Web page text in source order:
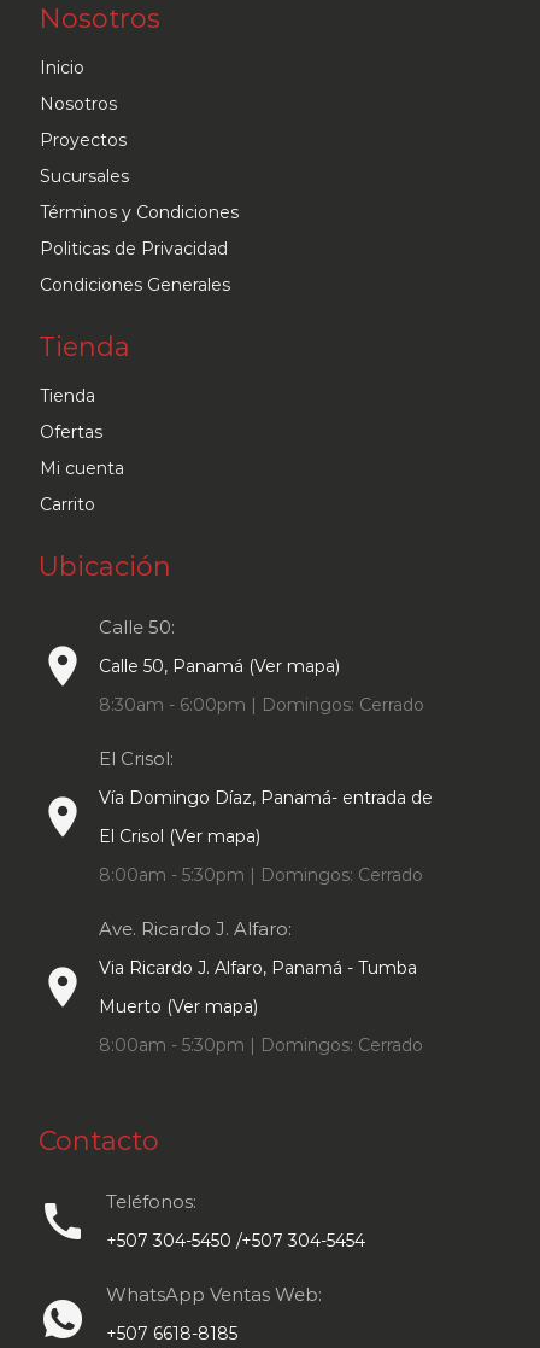
Nosotros
Inicio
Nosotros
Proyectos
Sucursales
Términos y Condiciones
Politicas de Privacidad
Condiciones Generales
Tienda
Tienda
Ofertas
Mi cuenta
Carrito
Ubicación
place
Calle 50:
Calle 50, Panamá (Ver mapa)
8:30am - 6:00pm | Domingos: Cerrado
place
El Crisol:
Vía Domingo Díaz, Panamá- entrada de
El Crisol (Ver mapa)
8:00am - 5:30pm | Domingos: Cerrado
place
Ave. Ricardo J. Alfaro:
Via Ricardo J. Alfaro, Panamá - Tumba
Muerto (Ver mapa)
8:00am - 5:30pm | Domingos: Cerrado
Contacto
call Teléfonos:
+507 304-5450 /+507 304-5454
WhatsApp Ventas Web:
+507 6618-8185